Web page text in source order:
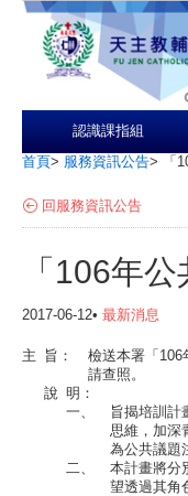
認識課指組
首頁> 服務資訊公告> 「
回服務資訊公告
「106年
2017-06-12• 最新消息
主 旨：
檢送本署「106
請查照。
說 明：
一、
旨揭培訓計
思維，加深
為公共議題
二、
本計畫將分
望透過其角